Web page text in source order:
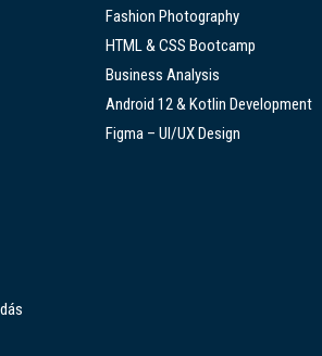
Fashion Photography
HTML & CSS Bootcamp
Business Analysis
Android 12 & Kotlin Development
Figma – UI/UX Design